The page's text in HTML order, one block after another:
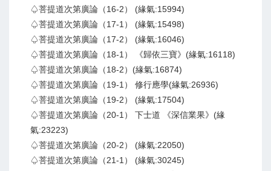
♤菩提道次第廣論（16-2） (緣氣:15994)
♤菩提道次第廣論（17-1） (緣氣:15498)
♤菩提道次第廣論（17-2） (緣氣:16046)
♤菩提道次第廣論（18-1） 《歸依三寶》(緣氣:16118)
♤菩提道次第廣論（18-2）(緣氣:16874)
♤菩提道次第廣論（19-1） 修行應學(緣氣:26936)
♤菩提道次第廣論（19-2） (緣氣:17504)
♤菩提道次第廣論（20-1） 下士道 《深信業果》(緣
氣:23223)
♤菩提道次第廣論（20-2） (緣氣:22050)
♤菩提道次第廣論（21-1） (緣氣:30245)